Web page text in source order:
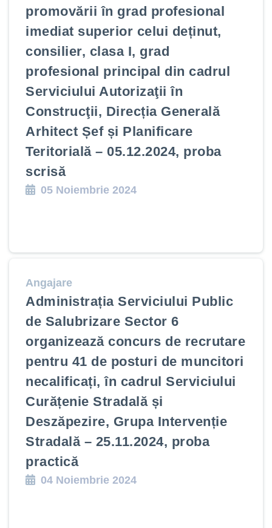
promovării în grad profesional
imediat superior celui deținut,
consilier, clasa I, grad
profesional principal din cadrul
Serviciului Autorizaţii în
Construcţii, Direcția Generală
Arhitect Șef și Planificare
Teritorială – 05.12.2024, proba
scrisă
05 Noiembrie 2024
Angajare
Administrația Serviciului Public
de Salubrizare Sector 6
organizează concurs de recrutare
pentru 41 de posturi de muncitori
necalificați, în cadrul Serviciului
Curățenie Stradală și
Deszăpezire, Grupa Intervenție
Stradală – 25.11.2024, proba
practică
04 Noiembrie 2024